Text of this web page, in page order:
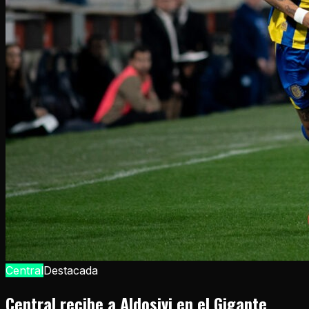
CentralDestacada
Central recibe a Aldosivi en el Gigante